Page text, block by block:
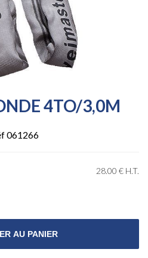
4TO/3,0M
061266
28.00 € H.T.